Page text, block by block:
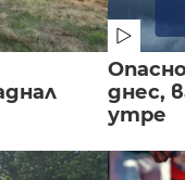
днес,
утре